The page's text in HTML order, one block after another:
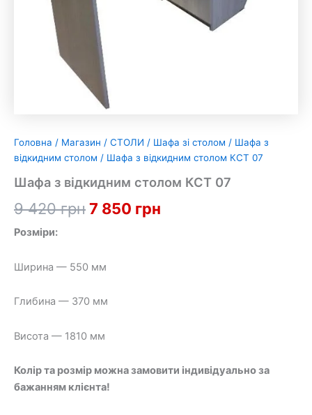
Головна / Магазин / СТОЛИ / Шафа зі столом / Шафа з
відкидним столом / Шафа з відкидним столом КСТ 07
Шафа з відкидним столом КСТ 07
9 420грнОригінальна
7 850 грн
Розміри:
Ширина — 550 мм
Глибина — 370 мм
Висота — 1810 мм
Колір та розмір можна замовити індивідуально за
бажанням клієнта!